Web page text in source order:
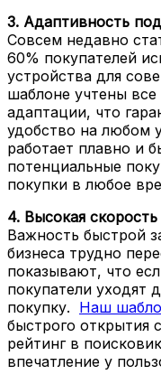
3. Адаптивность
Совсем недавно
60% покупателей
устройства для
шаблоне учтены
адаптации, что
удобство на любом
работает плавно и
потенциальные
покупки в любое
4. Высокая
Важность быстрой
бизнеса трудно
показывают, что
покупатели уходят
покупку. Наш
быстрого открытия
рейтинг в
впечатление у